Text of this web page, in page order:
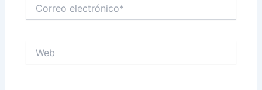
electrónico*